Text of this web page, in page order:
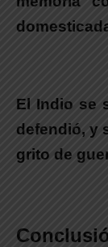
El Indio se
defendió, y
grito de